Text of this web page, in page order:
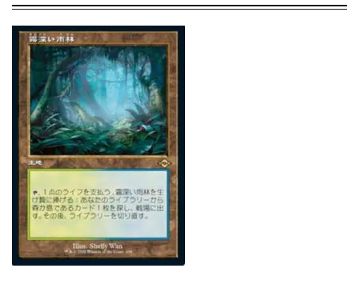
抽選販売
摩天パーフェクト
数量限定
新作予約情報
旧枠
早期購入特典
時のらせんリマスター
最強バトルロイヤル
最新パック
最新予約情報
未来の一閃
未開封BOX
決闘者伝説 QUARTER CENTURY
海外通販マニュアル
海馬コーポレーションストア
海馬セット
深淵のデュエリスト編
発売スケジュール
発売一週間後
真紅眼の黒竜
福袋
蒼空ストリーム
複製原画